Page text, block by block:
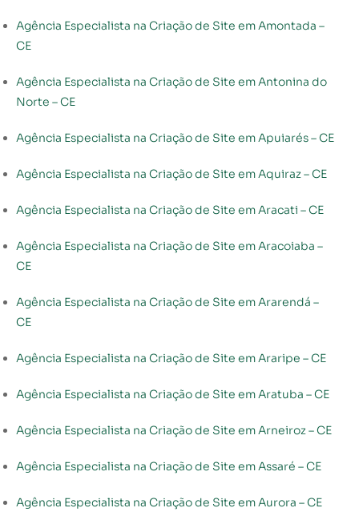
Agência Especialista na Criação de Site em Amontada –
CE
Agência Especialista na Criação de Site em Antonina do
Norte – CE
Agência Especialista na Criação de Site em Apuiarés – CE
Agência Especialista na Criação de Site em Aquiraz – CE
Agência Especialista na Criação de Site em Aracati – CE
Agência Especialista na Criação de Site em Aracoiaba –
CE
Agência Especialista na Criação de Site em Ararendá –
CE
Agência Especialista na Criação de Site em Araripe – CE
Agência Especialista na Criação de Site em Aratuba – CE
Agência Especialista na Criação de Site em Arneiroz – CE
Agência Especialista na Criação de Site em Assaré – CE
Agência Especialista na Criação de Site em Aurora – CE